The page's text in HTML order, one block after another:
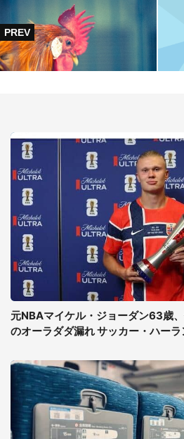
元NBAマイケル・ジョーダン63歳
のオーラダダ漏れ サッカー・ハー